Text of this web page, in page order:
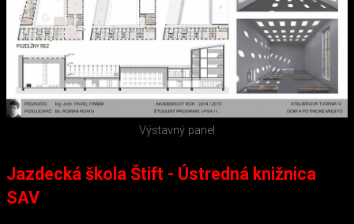
Výstavný panel
Jazdecká škola Štift - Ústredná knižnica
SAV